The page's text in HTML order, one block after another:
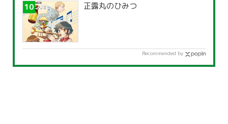
正露丸のひみつ
Recommended by